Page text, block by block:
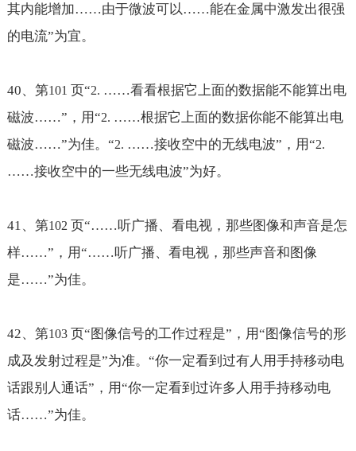
其内能增加……由于微波可以……能在金属中激发出很强
的电流”为宜。
40、第101 页“2. ……看看根据它上面的数据能不能算出电
磁波……”，用“2. ……根据它上面的数据你能不能算出电
磁波……”为佳。“2. ……接收空中的无线电波”，用“2.
……接收空中的一些无线电波”为好。
41 、第102 页“……听广播、看电视，那些图像和声音是怎
样……”，用“……听广播、看电视，那些声音和图像
是……”为佳。
42、第103 页“图像信号的工作过程是”，用“图像信号的形
成及发射过程是”为准。“你一定看到过有人用手持移动电
话跟别人通话”，用“你一定看到过许多人用手持移动电
话……”为佳。